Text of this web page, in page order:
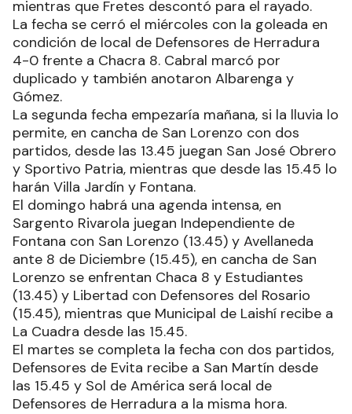
mientras que Fretes descontó para el rayado.
La fecha se cerró el miércoles con la goleada en
condición de local de Defensores de Herradura
4-0 frente a Chacra 8. Cabral marcó por
duplicado y también anotaron Albarenga y
Gómez.
La segunda fecha empezaría mañana, si la lluvia lo
permite, en cancha de San Lorenzo con dos
partidos, desde las 13.45 juegan San José Obrero
y Sportivo Patria, mientras que desde las 15.45 lo
harán Villa Jardín y Fontana.
El domingo habrá una agenda intensa, en
Sargento Rivarola juegan Independiente de
Fontana con San Lorenzo (13.45) y Avellaneda
ante 8 de Diciembre (15.45), en cancha de San
Lorenzo se enfrentan Chaca 8 y Estudiantes
(13.45) y Libertad con Defensores del Rosario
(15.45), mientras que Municipal de Laishí recibe a
La Cuadra desde las 15.45.
El martes se completa la fecha con dos partidos,
Defensores de Evita recibe a San Martín desde
las 15.45 y Sol de América será local de
Defensores de Herradura a la misma hora.